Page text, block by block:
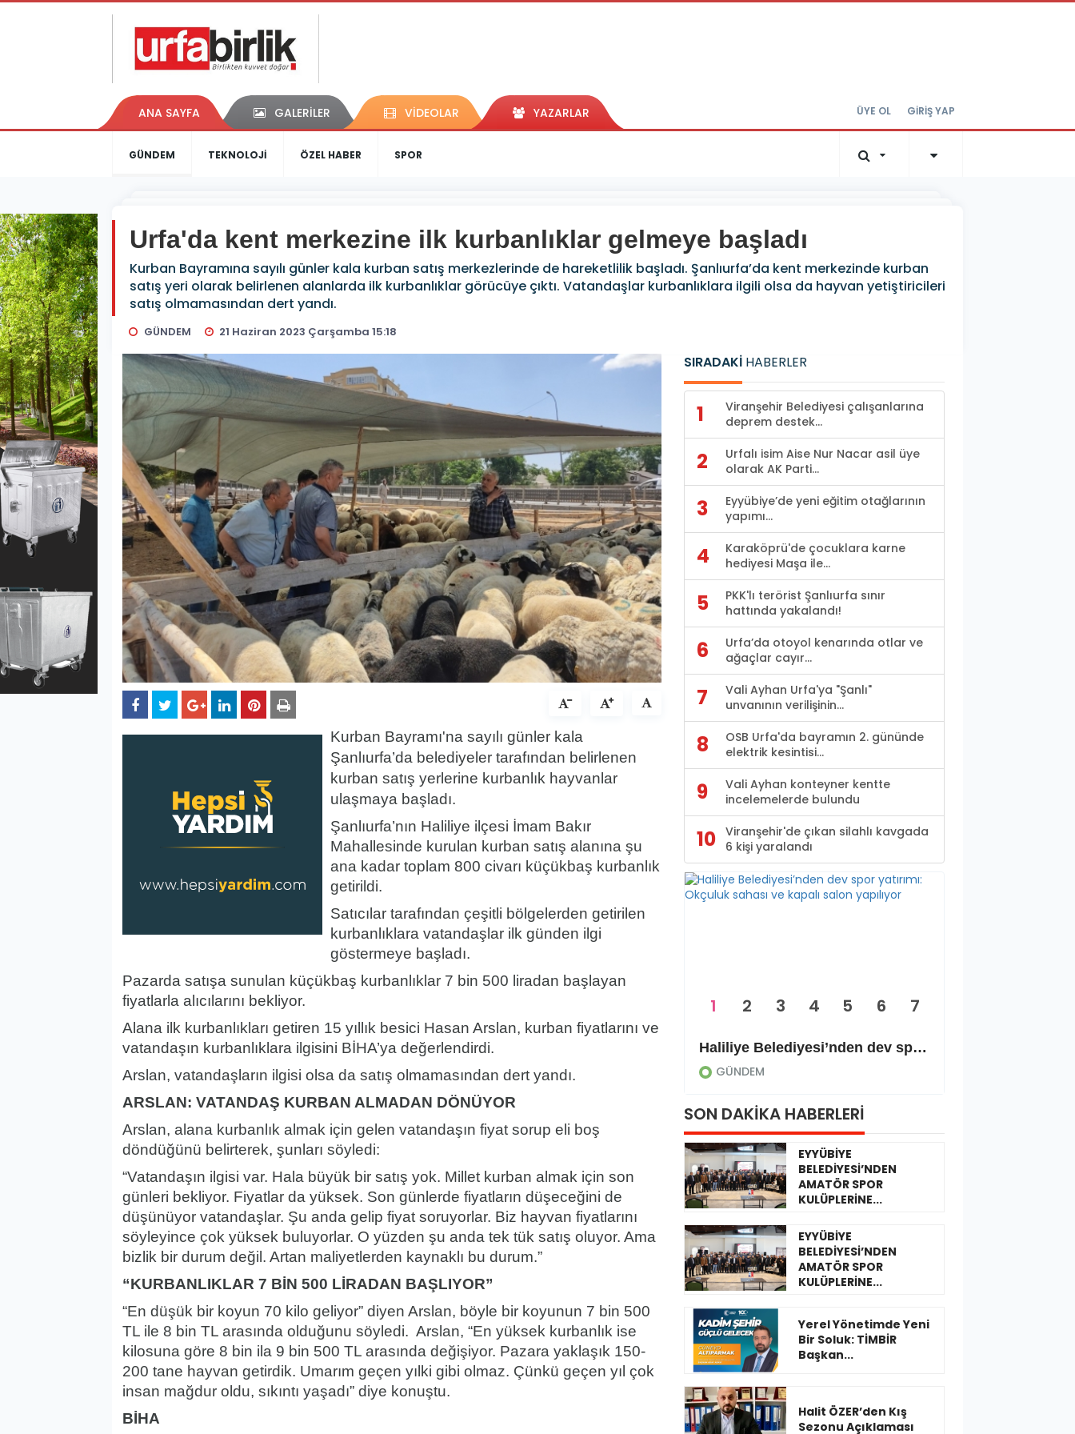
ANA SAYFA GALERİLER VİDEOLAR YAZARLAR ÜYE OL GİRİŞ YAP
GÜNDEM TEKNOLOJİ ÖZEL HABER SPOR
Urfa'da kent merkezine ilk kurbanlıklar gelmeye başladı
Kurban Bayramına sayılı günler kala kurban satış merkezlerinde de hareketlilik başladı. Şanlıurfa’da kent merkezinde kurban
satış yeri olarak belirlenen alanlarda ilk kurbanlıklar görücüye çıktı. Vatandaşlar kurbanlıklara ilgili olsa da hayvan yetiştiricileri
satış olmamasından dert yandı.
GÜNDEM 21 Haziran 2023 Çarşamba 15:18
Kurban Bayramı'na sayılı günler kala
Şanlıurfa’da belediyeler tarafından belirlenen
kurban satış yerlerine kurbanlık hayvanlar
ulaşmaya başladı.
Şanlıurfa’nın Haliliye ilçesi İmam Bakır
Mahallesinde kurulan kurban satış alanına şu
ana kadar toplam 800 civarı küçükbaş kurbanlık
getirildi.
Satıcılar tarafından çeşitli bölgelerden getirilen
kurbanlıklara vatandaşlar ilk günden ilgi
göstermeye başladı.
Pazarda satışa sunulan küçükbaş kurbanlıklar 7 bin 500 liradan başlayan
fiyatlarla alıcılarını bekliyor.
Alana ilk kurbanlıkları getiren 15 yıllık besici Hasan Arslan, kurban fiyatlarını ve
vatandaşın kurbanlıklara ilgisini BİHA’ya değerlendirdi.
Arslan, vatandaşların ilgisi olsa da satış olmamasından dert yandı.
ARSLAN: VATANDAŞ KURBAN ALMADAN DÖNÜYOR
Arslan, alana kurbanlık almak için gelen vatandaşın fiyat sorup eli boş
döndüğünü belirterek, şunları söyledi:
“Vatandaşın ilgisi var. Hala büyük bir satış yok. Millet kurban almak için son
günleri bekliyor. Fiyatlar da yüksek. Son günlerde fiyatların düşeceğini de
düşünüyor vatandaşlar. Şu anda gelip fiyat soruyorlar. Biz hayvan fiyatlarını
söyleyince çok yüksek buluyorlar. O yüzden şu anda tek tük satış oluyor. Ama
bizlik bir durum değil. Artan maliyetlerden kaynaklı bu durum.”
“KURBANLIKLAR 7 BİN 500 LİRADAN BAŞLIYOR”
“En düşük bir koyun 70 kilo geliyor” diyen Arslan, böyle bir koyunun 7 bin 500
TL ile 8 bin TL arasında olduğunu söyledi. Arslan, “En yüksek kurbanlık ise
kilosuna göre 8 bin ila 9 bin 500 TL arasında değişiyor. Pazara yaklaşık 150-
200 tane hayvan getirdik. Umarım geçen yılki gibi olmaz. Çünkü geçen yıl çok
insan mağdur oldu, sıkıntı yaşadı” diye konuştu.
BİHA
SIRADAKİ HABERLER
1
Viranşehir Belediyesi çalışanlarına
deprem destek...
2
Urfalı isim Aise Nur Nacar asil üye
olarak AK Parti...
3
Eyyübiye’de yeni eğitim otağlarının
yapımı...
4
Karaköprü'de çocuklara karne
hediyesi Maşa ile...
5
PKK'lı terörist Şanlıurfa sınır
hattında yakalandı!
6
Urfa’da otoyol kenarında otlar ve
ağaçlar cayır...
7
Vali Ayhan Urfa'ya "Şanlı"
unvanının verilişinin...
8
OSB Urfa'da bayramın 2. gününde
elektrik kesintisi...
9
Vali Ayhan konteyner kentte
incelemelerde bulundu
10 Viranşehir'de çıkan silahlı kavgada
6 kişi yaralandı
GÜNDEM
Haliliye Belediyesi’nden dev spor yatırımı: Okçuluk sahası ve kapalı salon yapılıyor
GÜNDEM
1 2 3 4 5 6 7
SON DAKİKA HABERLERİ
EYYÜBİYE
BELEDİYESİ’NDEN
AMATÖR SPOR
KULÜPLERİNE...
EYYÜBİYE
BELEDİYESİ’NDEN
AMATÖR SPOR
KULÜPLERİNE...
Yerel Yönetimde Yeni
Bir Soluk: TİMBİR
Başkan...
Halit ÖZER’den Kış
Sezonu Açıklaması